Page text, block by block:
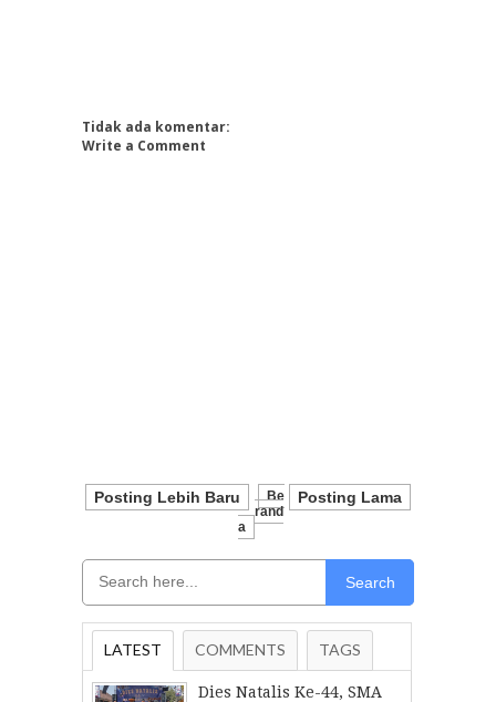
Tidak ada komentar:
Write a Comment
Posting Lebih Baru Posting Lama
Be
Rand
A
Search
LATEST COMMENTS TAGS
Dies Natalis Ke-44, SMA